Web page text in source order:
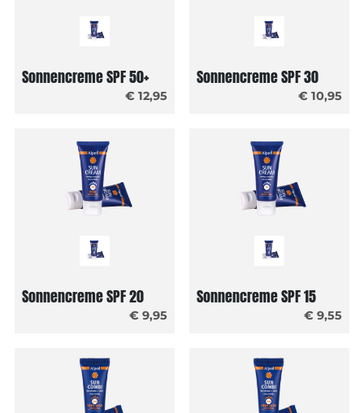
Sonnencreme SPF 50+
€ 12,95
Sonnencreme SPF 30
€ 10,95
Sonnencreme SPF 20
€ 9,95
Sonnencreme SPF 15
€ 9,55